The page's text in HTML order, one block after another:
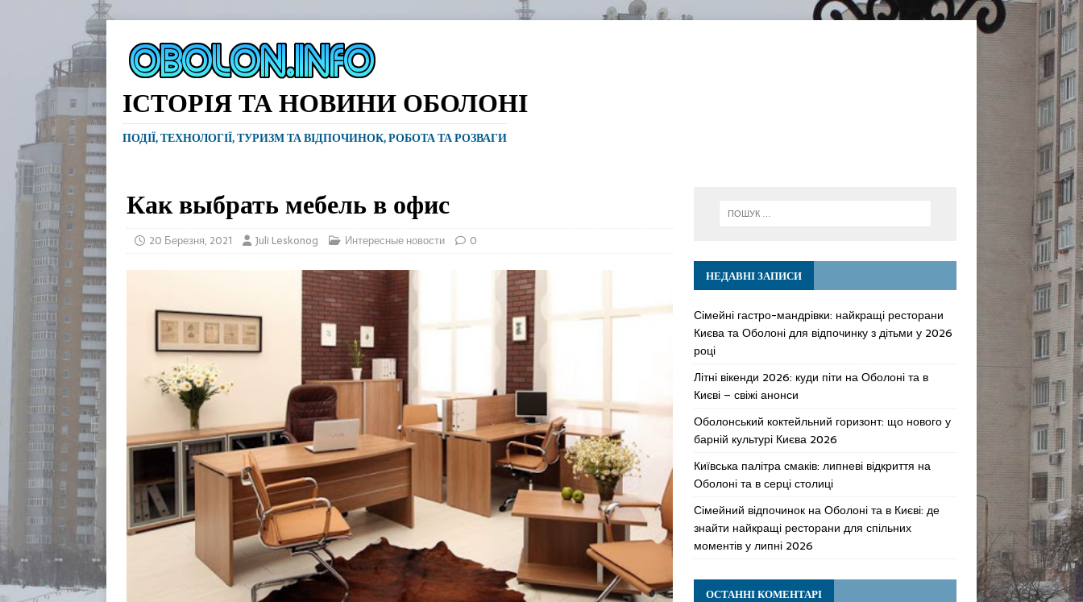
ІСТОРІЯ ТА НОВИНИ ОБОЛОНІ
ПОДІЇ, ТЕХНОЛОГІЇ, ТУРИЗМ ТА ВІДПОЧИНОК, РОБОТА ТА РОЗВАГИ
Как выбрать мебель в офис
20 Березня, 2021 Juli Leskonog Интересные новости 0
НЕДАВНІ ЗАПИСИ
Сімейні гастро-мандрівки: найкращі ресторани
Києва та Оболоні для відпочинку з дітьми у 2026
році
Літні вікенди 2026: куди піти на Оболоні та в
Києві – свіжі анонси
Оболонський коктейльний горизонт: що нового у
барній культурі Києва 2026
Київська палітра смаків: липневі відкриття на
Оболоні та в серці столиці
Сімейний відпочинок на Оболоні та в Києві: де
знайти найкращі ресторани для спільних
моментів у липні 2026
ОСТАННІ КОМЕНТАРІ